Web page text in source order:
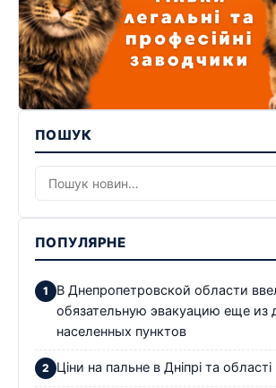
ПОШУК
ПОПУЛЯРНЕ
В Днепропетровской области
обязательную эвакуацию еще из
населенных пунктов
Ціни на пальне в Дніпрі та